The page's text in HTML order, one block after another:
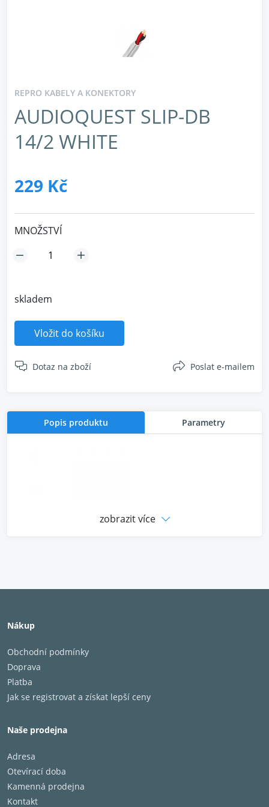
REPRO KABELY A KONEKTORY
AUDIOQUEST SLIP-DB
14/2 WHITE
229 Kč
MNOŽSTVÍ
skladem
Vložit do košíku
Dotaz na zboží Poslat e-mailem
Popis produktu Parametry
zobrazit více
Nákup
Obchodní podmínky
Doprava
Platba
Jak se registrovat a získat lepší ceny
Naše prodejna
Adresa
Otevírací doba
Kamenná prodejna
Kontakt